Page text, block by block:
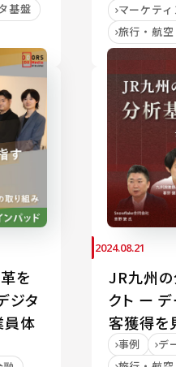
基盤
マーケティ
旅行・航
を
ジタ
員体
2024.08.21
JR九州
クト ー
客獲得を
事例 デ